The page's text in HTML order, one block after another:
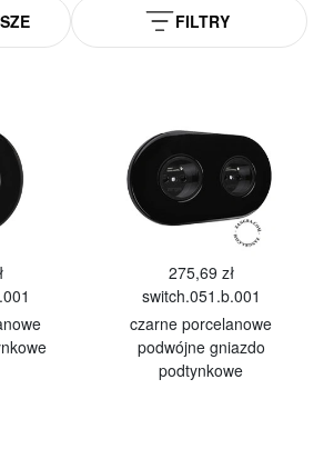
FILTRY
275,69 zł
switch.051.b.001
czarne porcelanowe
podwójne gniazdo
podtynkowe